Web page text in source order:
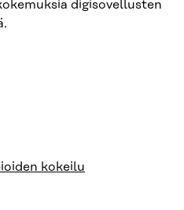
digisovellusten
kokeilu